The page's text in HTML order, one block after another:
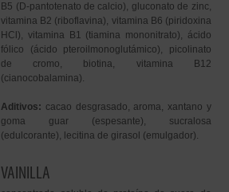
B5 (D-pantotenato de calcio), gluconato de zinc,
vitamina B2 (riboflavina), vitamina B6 (piridoxina
HCl), vitamina B1 (tiamina mononitrato), ácido
fólico (ácido pteroilmonoglutámico), picolinato
de cromo, biotina, vitamina B12
(cianocobalamina).
Aditivos: cacao desgrasado, aroma, xantano y
goma guar (espesante), sucralosa
(edulcorante), lecitina de girasol (emulgador).
VAINILLA